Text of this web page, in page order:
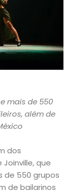
mais de 550
além de
dos
que
de 550 grupos
de bailarinos